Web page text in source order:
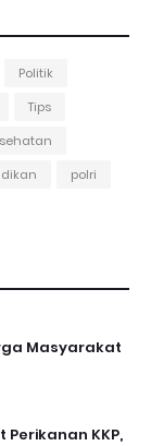
Politik
Tips
polri
Masyarakat
KKP,